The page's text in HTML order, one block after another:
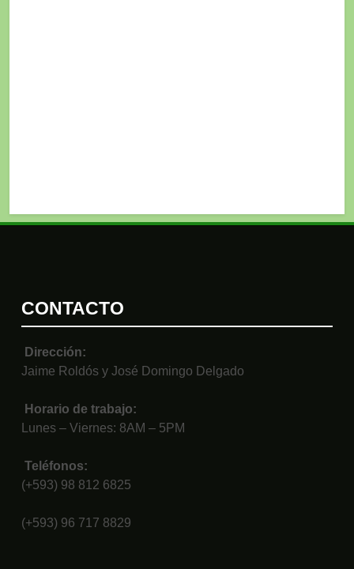
CONTACTO
Dirección:
Jaime Roldós y José Domingo Delgado
Horario de trabajo:
Lunes – Viernes: 8AM – 5PM
Teléfonos:
(+593) 98 812 6825
(+593) 96 717 8829